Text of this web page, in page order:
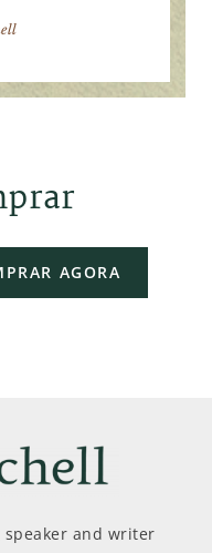
AGORA
speaker and writer